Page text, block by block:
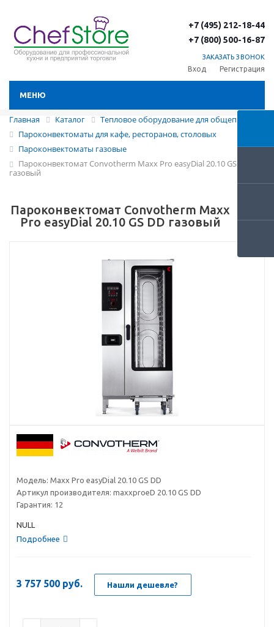
+7 (495) 212-18-44
+7 (800) 500-16-87
ЗАКАЗАТЬ ЗВОНОК
Вход Регистрация
МЕНЮ
Главная Каталог
Тепловое оборудование для общепита
Пароконвектоматы для кафе, ресторанов, столовых
Пароконвектоматы газовые
Пароконвектомат Convotherm Maxx Pro easyDial 20.10 GS DD
газовый
Пароконвектомат Convotherm Maxx
Pro easyDial 20.10 GS DD газовый
Модель: Maxx Pro easyDial 20.10 GS DD
Артикул производителя: maxxproeD 20.10 GS DD
Гарантия: 12
NULL
Подробнее
3 757 500 руб. Нашли дешевле?